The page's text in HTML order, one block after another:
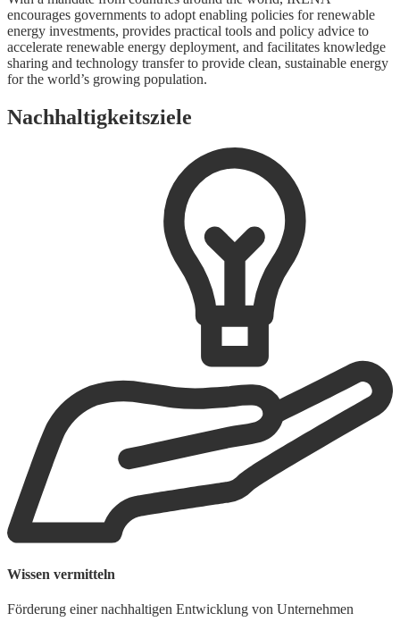
encourages governments to adopt enabling policies for renewable
energy investments, provides practical tools and policy advice to
accelerate renewable energy deployment, and facilitates knowledge
sharing and technology transfer to provide clean, sustainable energy
for the world’s growing population.
Nachhaltigkeitsziele
Wissen vermitteln
Förderung einer nachhaltigen Entwicklung von Unternehmen